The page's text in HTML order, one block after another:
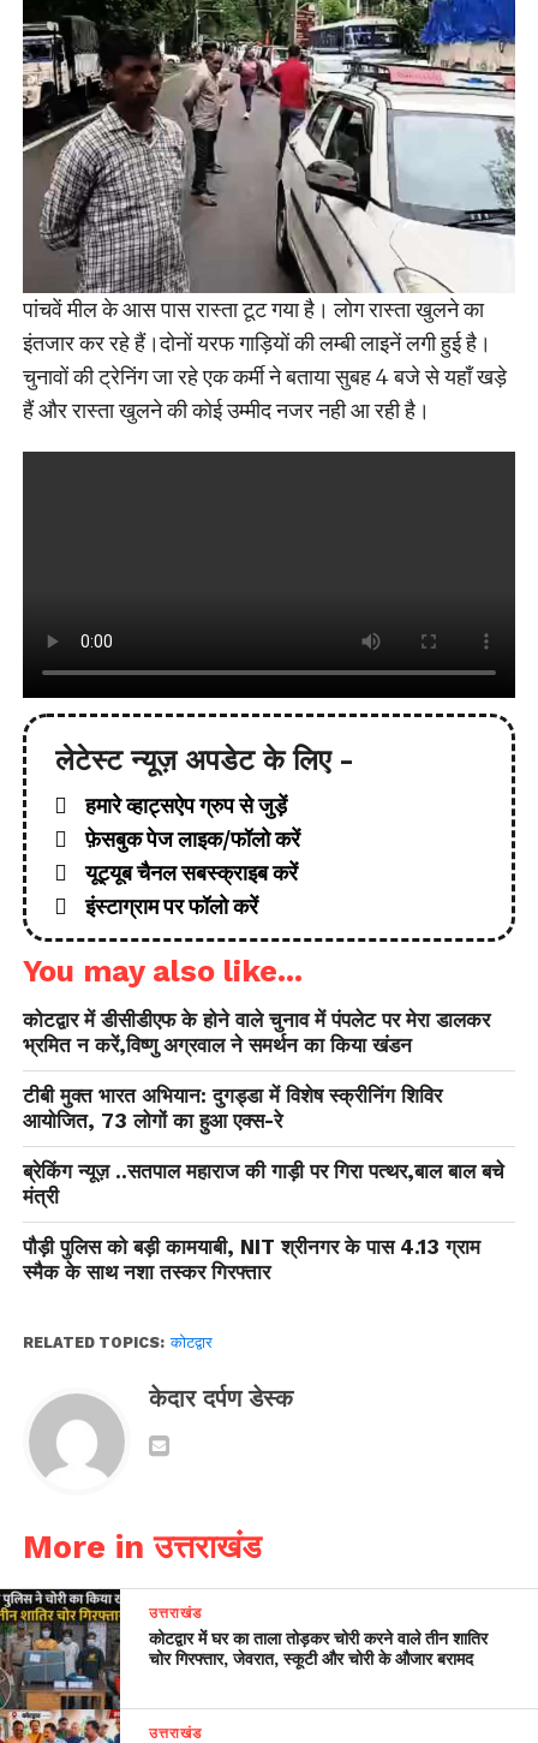
पांचवें मील के आस पास रास्ता टूट गया है। लोग रास्ता खुलने का
इंतजार कर रहे हैं।दोनों यरफ गाड़ियों की लम्बी लाइनें लगी हुई है।
चुनावों की ट्रेनिंग जा रहे एक कर्मी ने बताया सुबह 4 बजे से यहाँ खड़े
हैं और रास्ता खुलने की कोई उम्मीद नजर नही आ रही है।
लेटेस्ट न्यूज़ अपडेट के लिए -
हमारे व्हाट्सऐप ग्रुप से जुड़ें
फ़ेसबुक पेज लाइक/फॉलो करें
यूट्यूब चैनल सबस्क्राइब करें
इंस्टाग्राम पर फॉलो करें
You may also like...
कोटद्वार में डीसीडीएफ के होने वाले चुनाव में पंपलेट पर मेरा डालकर
भ्रमित न करें,विष्णु अग्रवाल ने समर्थन का किया खंडन
टीबी मुक्त भारत अभियान: दुगड्डा में विशेष स्क्रीनिंग शिविर
आयोजित, 73 लोगों का हुआ एक्स-रे
ब्रेकिंग न्यूज़ ..सतपाल महाराज की गाड़ी पर गिरा पत्थर,बाल बाल बचे
मंत्री
पौड़ी पुलिस को बड़ी कामयाबी, NIT श्रीनगर के पास 4.13 ग्राम
स्मैक के साथ नशा तस्कर गिरफ्तार
RELATED TOPICS: कोटद्वार
केदार दर्पण डेस्क
More in उत्तराखंड
उत्तराखंड
कोटद्वार में घर का ताला तोड़कर चोरी करने वाले तीन शातिर
चोर गिरफ्तार, जेवरात, स्कूटी और चोरी के औजार बरामद
उत्तराखंड